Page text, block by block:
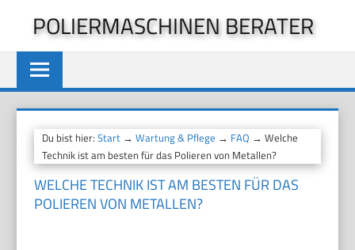
springen
POLIERMASCHINEN BERATER
Du bist hier:Start →Wartung & Pflege → FAQ → Welche
Technik ist am besten für das Polieren von Metallen?
WELCHE TECHNIK IST AM BESTEN FÜR DAS
POLIEREN VON METALLEN?